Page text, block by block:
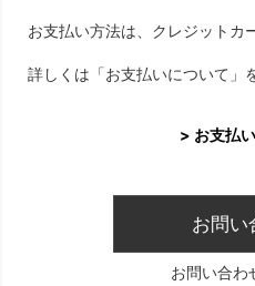
お支払い方法は、クレジットカ
詳しくは「お支払いについて」
> お支払
お問い
お問い合わ